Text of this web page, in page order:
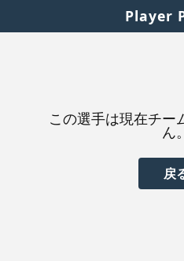
Player
この選手は現在チー
ん。
戻